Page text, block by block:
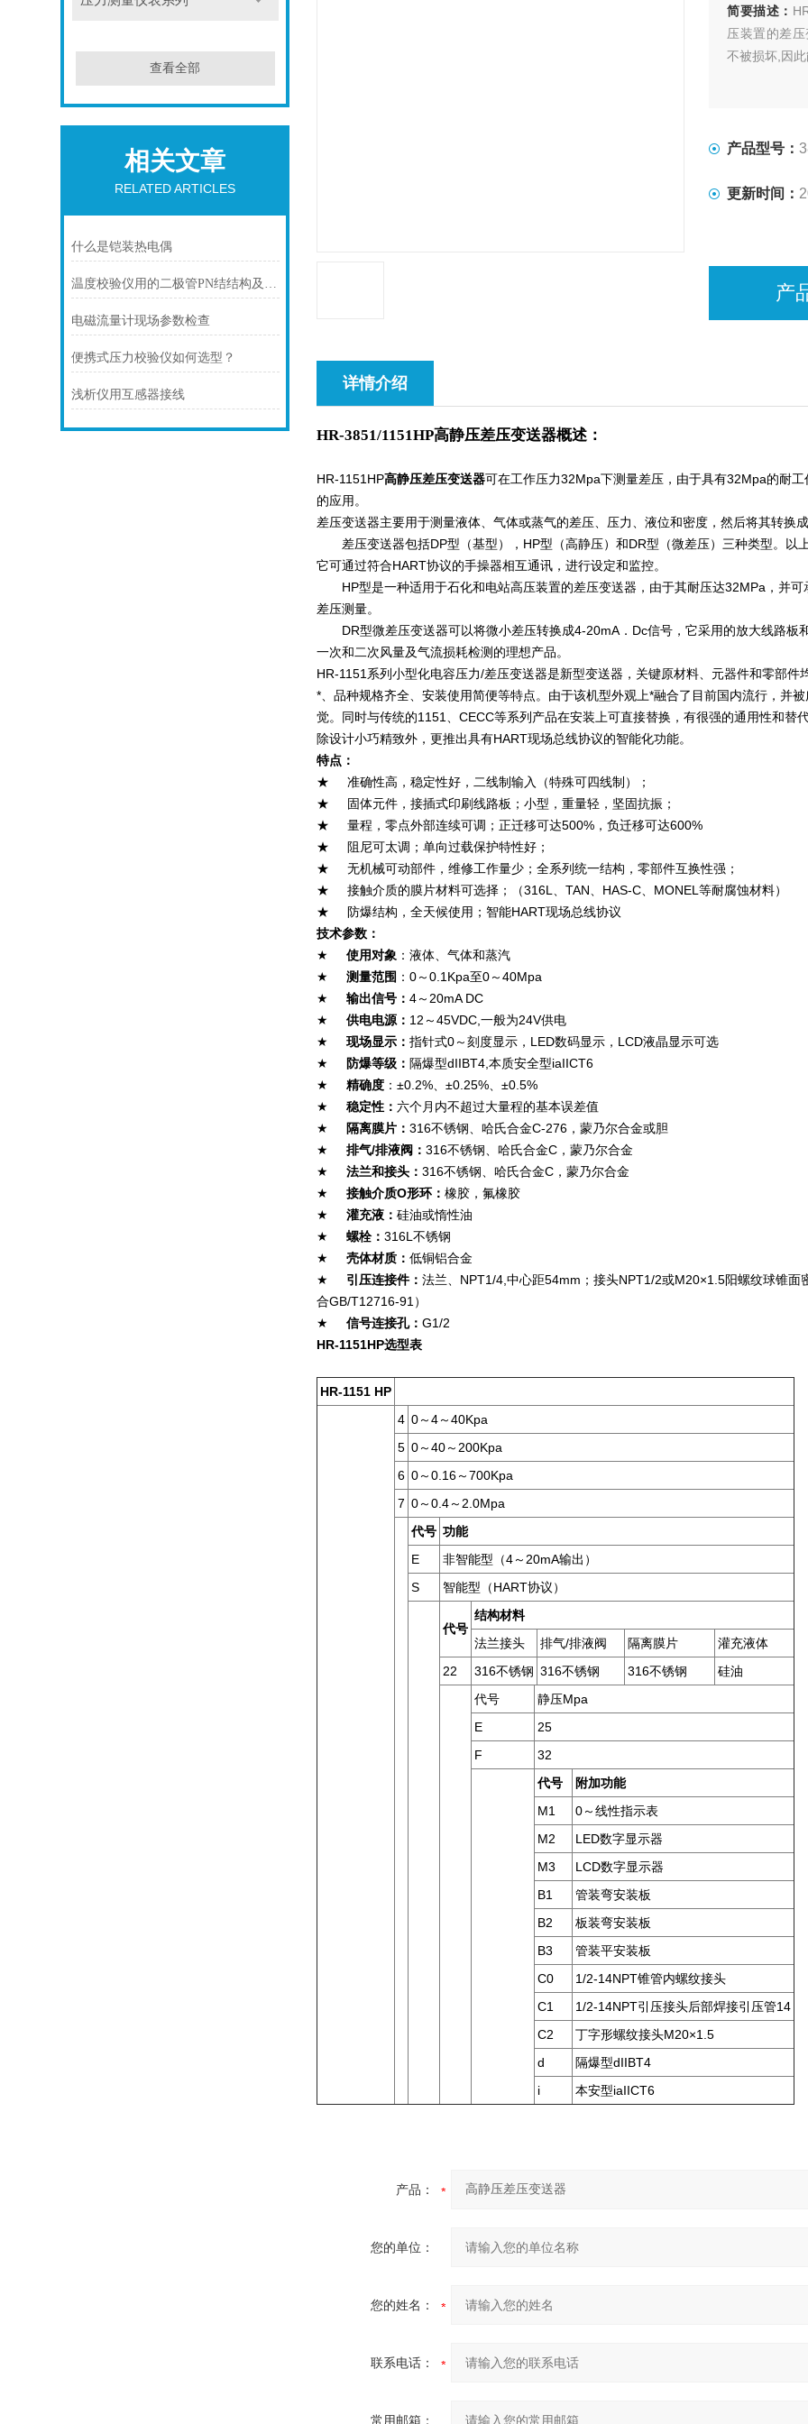
查看全部
相关文章
RELATED ARTICLES
什么是铠装热电偶
温度校验仪用的二极管PN结结构及参数标志介绍
电磁流量计现场参数检查
便携式压力校验仪如何选型？
浅析仪用互感器接线
简要描述：
压装置的差
不被损坏,因
产品型号：
更新时间：
产
详情介绍
HR-3851/1151HP高静压差压变送器概述：
HR-1151HP高静压差压变送器可在工作压力32Mpa下测量差压，由于具有32Mpa的耐
的应用。
差压变送器主要用于测量液体、气体或蒸气的差压、压力、液位和密度，然后将其转换
差压变送器包括DP型（基型），HP型（高静压）和DR型（微差压）三种类型。以
它可通过符合HART协议的手操器相互通讯，进行设定和监控。
HP型是一种适用于石化和电站高压装置的差压变送器，由于其耐压达32MPa，并可
差压测量。
DR型微差压变送器可以将微小差压转换成4-20mA．Dc信号，它采用的放大线路板
一次和二次风量及气流损耗检测的理想产品。
HR-1151 系列小型化电容压力/差压变送器是新型变送器，关键原材料、元器件和零部
*、品种规格齐全、安装使用简便等特点。由于该机型外观上*融合了目前国内流行，并
觉。同时与传统的1151、CECC等系列产品在安装上可直接替换，有很强的通用性和
除设计小巧精致外，更推出具有HART现场总线协议的智能化功能。
特点：
★准确性高，稳定性好，二线制输入（特殊可四线制）；
★ 固体元件，接插式印刷线路板；小型，重量轻，坚固抗振；
★量程，零点外部连续可调；正迁移可达500%，负迁移可达600%
★ 阻尼可太调；单向过载保护特性好；
★无机械可动部件，维修工作量少；全系列统一结构，零部件互换性强；
★接触介质的膜片材料可选择；（316L、TAN、HAS-C、MONEL等耐腐蚀材料）
★ 防爆结构，全天候使用；智能HART现场总线协议
技术参数：
★使用对象 ：液体、气体和蒸汽
★测量范围 ：0～0.1Kpa至0～40Mpa
★输出信号：4～20mA DC
★供电电源： 12 ～45VDC,一般为24V供电
★现场显示：指针式0～刻度显示，LED数码显示，LCD液晶显示可选
★ 防爆等级： 隔爆型dIIBT4,本质安全型iaIICT6
★精确度 ：±0.2%、±0.25%、±0.5%
★稳定性：六个月内不超过大量程的基本误差值
★ 隔离膜片：316不锈钢、哈氏合金C-276，蒙乃尔合金或胆
★排气/排液阀：316不锈钢、哈氏合金C，蒙乃尔合金
★法兰和接头：316不锈钢、哈氏合金C，蒙乃尔合金
★接触介质O形环：橡胶，氟橡胶
★灌充液：硅油或惰性油
★螺栓：316L不锈钢
★壳体材质：低铜铝合金
★ 引压连接件：法兰、NPT1/4,中心距54mm；接头NPT1/2或M20×1.5阳螺纹球锥
合GB/T12716-91）
★信号连接孔：G1/2
HR-1151HP选型表
HR-1151 HP
4 0～4～40Kpa
5 0～40～200Kpa
6 0～0.16～700Kpa
7 0～0.4～2.0Mpa
代号 功能
E
非智能型（4～20mA输出）
S
智能型（HART协议）
代号
结构材料
法兰接头
排气/排液阀 隔离膜片
灌充液体
22
316不锈钢 316不锈钢 316不锈钢
硅油
代号
静压Mpa
E
25
F
32
代号
附加功能
M1
0～线性指示表
M2
LED数字显示器
M3
LCD数字显示器
B1
管装弯安装板
B2
板装弯安装板
B3
管装平安装板
C0
1/2-14NPT锥管内螺纹接头
C1
1/2-14NPT引压接头后部焊接引压管14
C2
丁字形螺纹接头M20×1.5
d
隔爆型dIIBT4
i
本安型iaIICT6
产品：
您的单位：
您的姓名：
联系电话：
常用邮箱：